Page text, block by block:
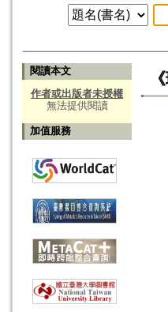
閱讀本文
作者或出版者未授權
無法提供閱讀
加值服務